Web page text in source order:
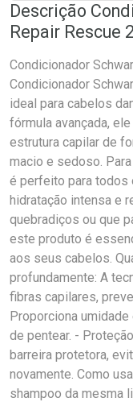
Descrição
Repair Rescue
Condicionador
Condicionador
ideal para cabelos
fórmula avançada,
estrutura capilar de
macio e sedoso.
é perfeito para todos
hidratação intensa e
quebradiços ou que
este produto é
aos seus cabelos.
profundamente: A
fibras capilares,
Proporciona
de pentear. -
barreira protetora,
novamente. Como
shampoo da mesma